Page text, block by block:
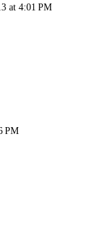
at 4:01 PM
PM